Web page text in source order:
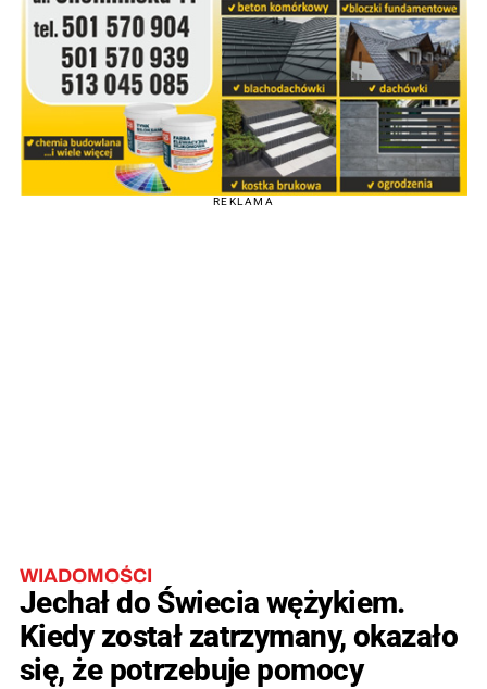
REKLAMA
WIADOMOŚCI
Jechał do Świecia wężykiem.
Kiedy został zatrzymany, okazało
się, że potrzebuje pomocy